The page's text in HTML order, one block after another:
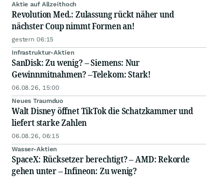
Aktie auf Allzeithoch
Revolution Med.: Zulassung rückt näher und
nächster Coup nimmt Formen an!
gestern 06:15
Infrastruktur-Aktien
SanDisk: Zu wenig? – Siemens: Nur
Gewinnmitnahmen? –Telekom: Stark!
06.08.26, 15:00
Neues Traumduo
Walt Disney öffnet TikTok die Schatzkammer und
liefert starke Zahlen
06.08.26, 06:15
Wasser-Aktien
SpaceX: Rücksetzer berechtigt? – AMD: Rekorde
gehen unter – Infineon: Zu wenig?